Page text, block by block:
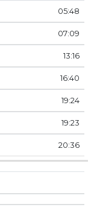
05:48
07:09
13:16
16:40
19:24
19:23
20:36